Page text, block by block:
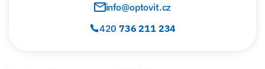
info@optovit.cz
420736 211 234